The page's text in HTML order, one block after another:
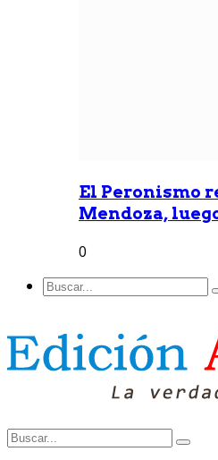
El Peronismo
Mendoza,
0